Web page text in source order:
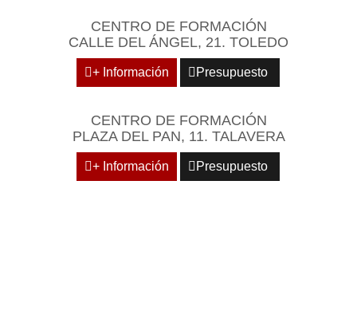
CENTRO DE FORMACIÓN
CALLE DEL ÁNGEL, 21. TOLEDO
+ Información Presupuesto
CENTRO DE FORMACIÓN
PLAZA DEL PAN, 11. TALAVERA
+ Información Presupuesto